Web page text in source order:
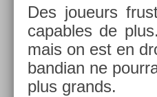
Des joueurs
cap­ables de
mais on est en
bandian ne
plus grands.